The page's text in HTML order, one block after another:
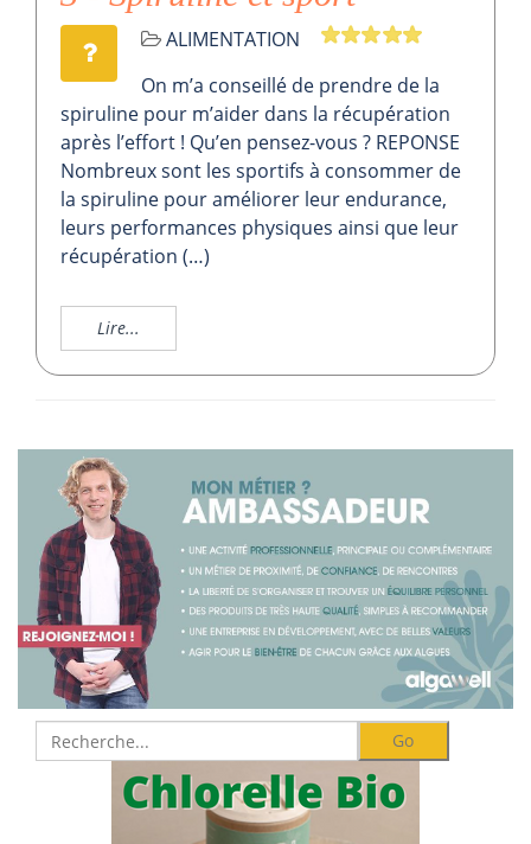
ALIMENTATION
On m’a conseillé de prendre de la
spiruline pour m’aider dans la récupération
après l’effort ! Qu’en pensez-vous ? REPONSE
Nombreux sont les sportifs à consommer de
la spiruline pour améliorer leur endurance,
leurs performances physiques ainsi que leur
récupération (…)
Lire...